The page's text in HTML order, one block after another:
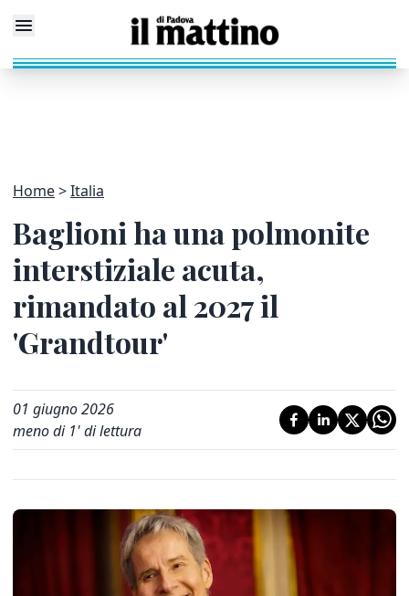
Home Italia
Baglioni ha una polmonite
interstiziale acuta,
rimandato al 2027 il
'Grandtour'
01 giugno 2026
meno di 1' di lettura